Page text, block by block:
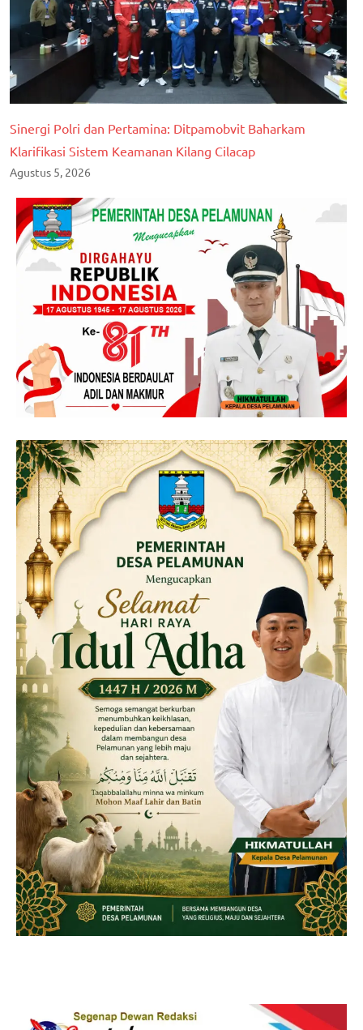
Sinergi Polri dan Pertamina: Ditpamobvit Baharkam
Klarifikasi Sistem Keamanan Kilang Cilacap
Agustus 5, 2026